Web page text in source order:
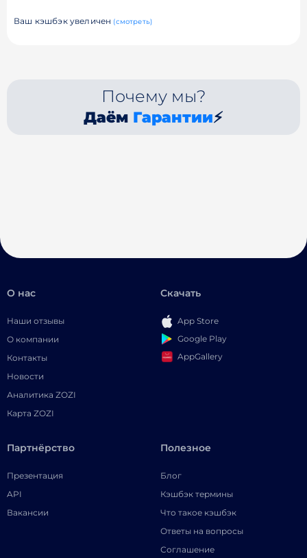
Ваш кэшбэк увеличен (смотреть)
Почему мы?
Даём Гарантии⚡
О нас
Наши отзывы
О компании
Контакты
Новости
Аналитика ZOZI
Карта ZOZI
Скачать
App Store
Google Play
AppGallery
Партнёрство
Презентация
API
Вакансии
Полезное
Блог
Кэшбэк термины
Что такое кэшбэк
Ответы на вопросы
Соглашение